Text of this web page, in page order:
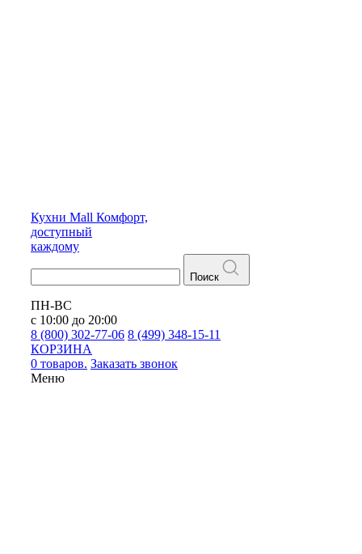
Кухни Mall Комфорт,
доступный
каждому
Поиск
ПН-ВС
с 10:00 до 20:00
8 (800) 302-77-06 8 (499) 348-15-11
КОРЗИНА
0 товаров. Заказать звонок
Меню